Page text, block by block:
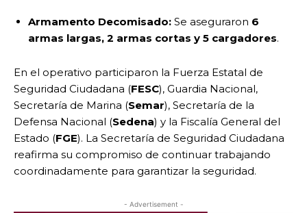
Armamento Decomisado: Se aseguraron 6
armas largas, 2 armas cortas y 5 cargadores.
En el operativo participaron la Fuerza Estatal de
Seguridad Ciudadana (FESC), Guardia Nacional,
Secretaría de Marina (Semar), Secretaría de la
Defensa Nacional (Sedena) y la Fiscalía General del
Estado (FGE). La Secretaría de Seguridad Ciudadana
reafirma su compromiso de continuar trabajando
coordinadamente para garantizar la seguridad.
- Advertisement -